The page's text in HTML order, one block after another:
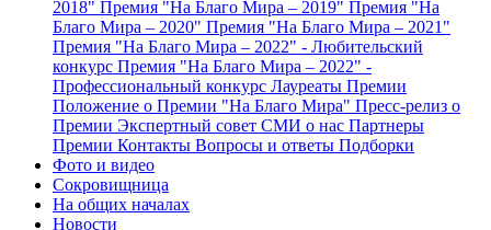
2018" Премия "На Благо Мира – 2019" Премия "На
Благо Мира – 2020" Премия "На Благо Мира – 2021"
Премия "На Благо Мира – 2022" - Любительский
конкурс Премия "На Благо Мира – 2022" -
Профессиональный конкурс Лауреаты Премии
Положение о Премии "На Благо Мира" Пресс-релиз о
Премии Экспертный совет СМИ о нас Партнеры
Премии Контакты Вопросы и ответы Подборки
Фото и видео
Сокровищница
На общих началах
Новости